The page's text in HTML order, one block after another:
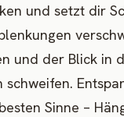
und setzt dir
und der Blick in
schweifen.
Sinne –